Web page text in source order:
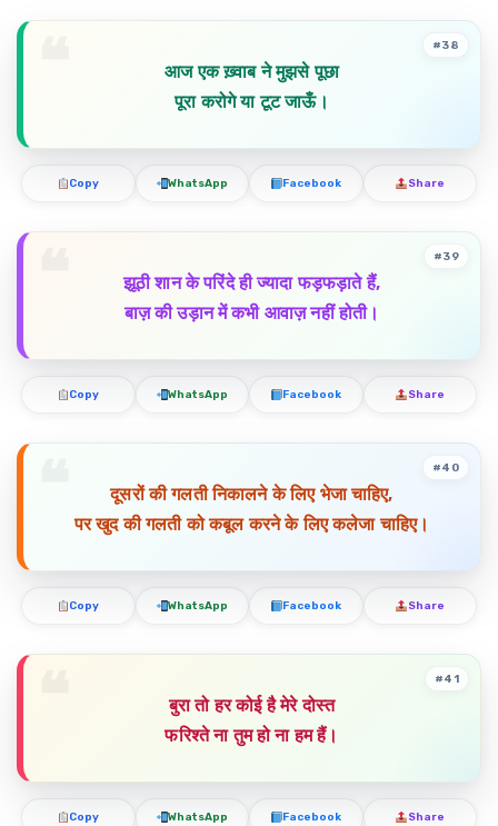
आज एक ख़्वाब ने मुझसे पूछा
पूरा करोगे या टूट जाऊँ।
#38
Copy WhatsApp Facebook Share
झूठी शान के परिंदे ही ज्यादा फड़फड़ाते हैं,
बाज़ की उड़ान में कभी आवाज़ नहीं होती।
#39
Copy WhatsApp Facebook Share
दूसरों की गलती निकालने के लिए भेजा चाहिए,
पर खुद की गलती को कबूल करने के लिए कलेजा चाहिए।
#40
Copy WhatsApp Facebook Share
बुरा तो हर कोई है मेरे दोस्त
फरिश्ते ना तुम हो ना हम हैं।
#41
Copy WhatsApp Facebook Share